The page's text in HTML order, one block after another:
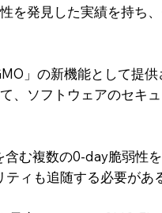
を発見した実績を持ち
」の新機能として提供
、ソフトウェアのセキ
む複数の0-day脆弱性
ィも追随する必要があ